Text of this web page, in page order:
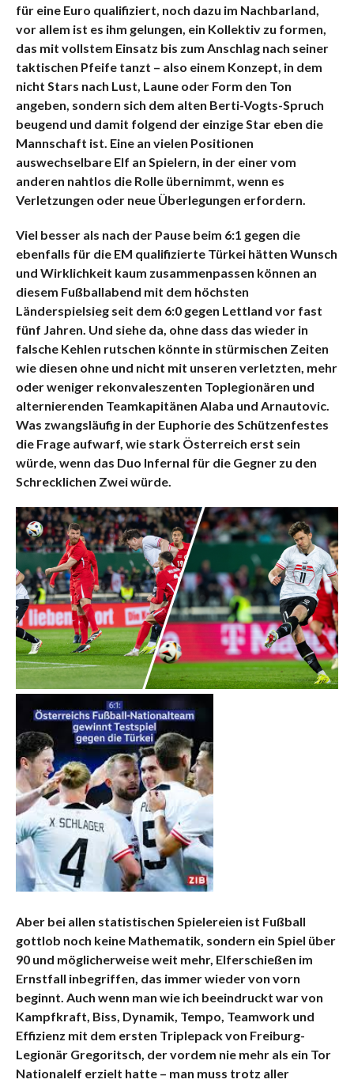
für eine Euro qualifiziert, noch dazu im Nachbarland,
vor allem ist es ihm gelungen, ein Kollektiv zu formen,
das mit vollstem Einsatz bis zum Anschlag nach seiner
taktischen Pfeife tanzt – also einem Konzept, in dem
nicht Stars nach Lust, Laune oder Form den Ton
angeben, sondern sich dem alten Berti-Vogts-Spruch
beugend und damit folgend der einzige Star eben die
Mannschaft ist. Eine an vielen Positionen
auswechselbare Elf an Spielern, in der einer vom
anderen nahtlos die Rolle übernimmt, wenn es
Verletzungen oder neue Überlegungen erfordern.
Viel besser als nach der Pause beim 6:1 gegen die
ebenfalls für die EM qualifizierte Türkei hätten Wunsch
und Wirklichkeit kaum zusammenpassen können an
diesem Fußballabend mit dem höchsten
Länderspielsieg seit dem 6:0 gegen Lettland vor fast
fünf Jahren. Und siehe da, ohne dass das wieder in
falsche Kehlen rutschen könnte in stürmischen Zeiten
wie diesen ohne und nicht mit unseren verletzten, mehr
oder weniger rekonvaleszenten Toplegionären und
alternierenden Teamkapitänen Alaba und Arnautovic.
Was zwangsläufig in der Euphorie des Schützenfestes
die Frage aufwarf, wie stark Österreich erst sein
würde, wenn das Duo Infernal für die Gegner zu den
Schrecklichen Zwei würde.
Aber bei allen statistischen Spielereien ist Fußball
gottlob noch keine Mathematik, sondern ein Spiel über
90 und möglicherweise weit mehr, Elferschießen im
Ernstfall inbegriffen, das immer wieder von vorn
beginnt. Auch wenn man wie ich beeindruckt war von
Kampfkraft, Biss, Dynamik, Tempo, Teamwork und
Effizienz mit dem ersten Triplepack von Freiburg-
Legionär Gregoritsch, der vordem nie mehr als ein Tor
Nationalelf erzielt hatte – man muss trotz aller